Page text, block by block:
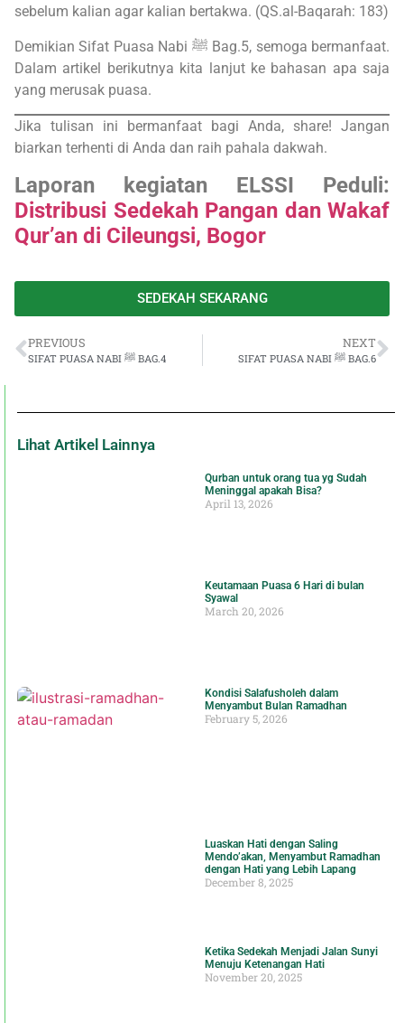
sebelum kalian agar kalian bertakwa. (QS.al-Baqarah: 183)
Demikian Sifat Puasa Nabi ﷺ Bag.5, semoga bermanfaat.
Dalam artikel berikutnya kita lanjut ke bahasan apa saja
yang merusak puasa.
Jika tulisan ini bermanfaat bagi Anda, share! Jangan
biarkan terhenti di Anda dan raih pahala dakwah.
Laporan kegiatan ELSSI Peduli:
Distribusi Sedekah Pangan dan Wakaf
Qur’an di Cileungsi, Bogor
SEDEKAH SEKARANG
PREVIOUS
SIFAT PUASA NABI ﷺ BAG.4
NEXT
SIFAT PUASA NABI ﷺ BAG.6
Lihat Artikel Lainnya
Qurban untuk orang tua yg Sudah
Meninggal apakah Bisa?
April 13, 2026
Keutamaan Puasa 6 Hari di bulan
Syawal
March 20, 2026
Kondisi Salafusholeh dalam
Menyambut Bulan Ramadhan
February 5, 2026
Luaskan Hati dengan Saling
Mendo’akan, Menyambut Ramadhan
dengan Hati yang Lebih Lapang
December 8, 2025
Ketika Sedekah Menjadi Jalan Sunyi
Menuju Ketenangan Hati
November 20, 2025